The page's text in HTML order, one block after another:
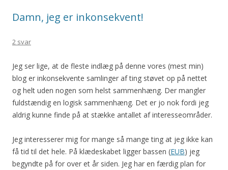
Damn, jeg er inkonsekvent!
2 svar
Jeg ser lige, at de fleste indlæg på denne vores (mest min)
blog er inkonsekvente samlinger af ting støvet op på nettet
og helt uden nogen som helst sammenhæng. Der mangler
fuldstændig en logisk sammenhæng. Det er jo nok fordi jeg
aldrig kunne finde på at stække antallet af interesseområder.
Jeg interesserer mig for mange så mange ting at jeg ikke kan
få tid til det hele. På klædeskabet ligger bassen (EUB) jeg
begyndte på for over et år siden. Jeg har en færdig plan for